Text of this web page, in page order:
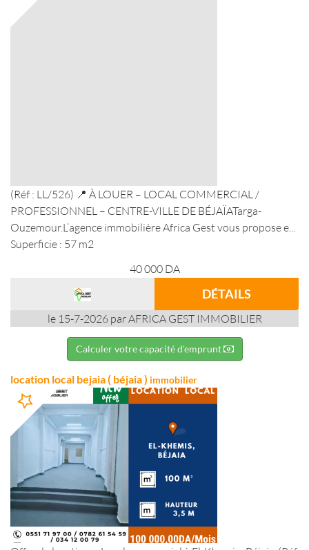
(Réf : LL/526) 📍 À LOUER – LOCAL COMMERCIAL /
PROFESSIONNEL – CENTRE-VILLE DE BÉJAÏATarga-
Ouzemour.L’agence immobilière Africa Gest vous propose e...
Superficie : 57 m2
40 000 DA
DÉTAILS
le 15-7-2026 par AFRICA GEST IMMOBILIER
Calculer votre capacité d'emprunt
location local bejaia ( béjaia ) immobilier